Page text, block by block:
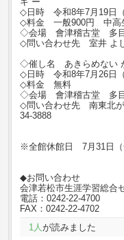
◇日時 令和8年7月19日
◇料金 一般900円 中高
◇会場 會津稽古堂 多
◇問い合わせ先 室井 よ
◇催し名 あきらめない
◇日時 令和8年7月26日
◇料金 無料
◇会場 會津稽古堂 多
◇問い合わせ先 南東北が
34-3888
※全館休館日 7月31日（
◆お問い合わせ
会津若松市生涯学習総合
電話：0242-22-4700
FAX：0242-22-4702
1人が読みました